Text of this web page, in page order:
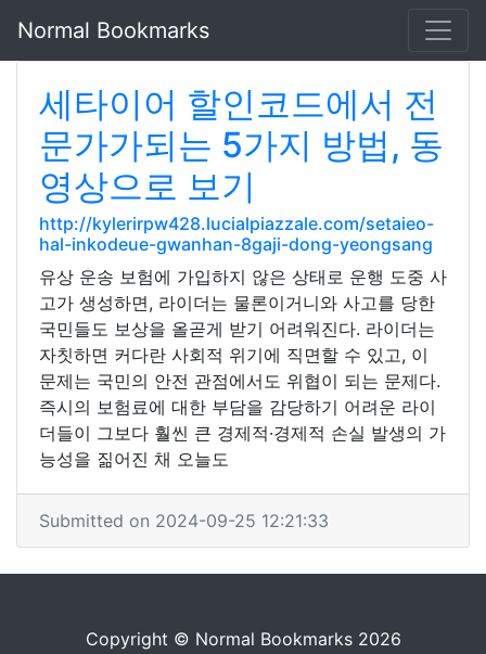
Normal Bookmarks
세타이어 할인코드에서 전
문가가되는 5가지 방법, 동
영상으로 보기
http://kylerirpw428.lucialpiazzale.com/setaieo-
hal-inkodeue-gwanhan-8gaji-dong-yeongsang
유상 운송 보험에 가입하지 않은 상태로 운행 도중 사
고가 생성하면, 라이더는 물론이거니와 사고를 당한
국민들도 보상을 올곧게 받기 어려워진다. 라이더는
자칫하면 커다란 사회적 위기에 직면할 수 있고, 이
문제는 국민의 안전 관점에서도 위협이 되는 문제다.
즉시의 보험료에 대한 부담을 감당하기 어려운 라이
더들이 그보다 훨씬 큰 경제적·경제적 손실 발생의 가
능성을 짊어진 채 오늘도
Submitted on 2024-09-25 12:21:33
Copyright © Normal Bookmarks 2026